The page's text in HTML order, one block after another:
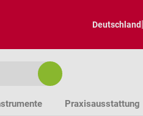
Deutschland|
Praxisausstattung